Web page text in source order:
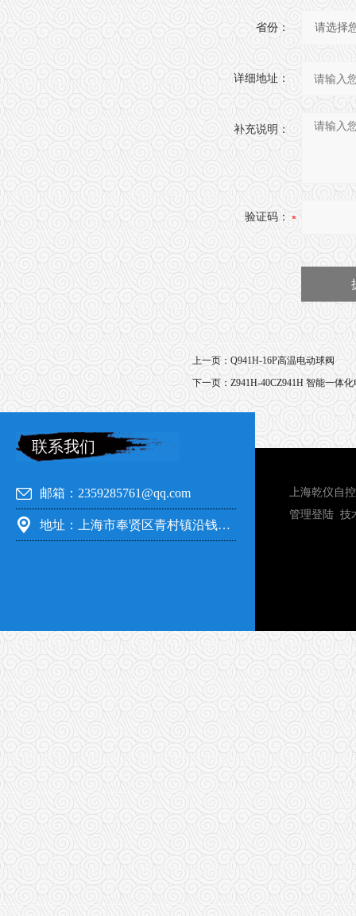
省份：
详细地址：
补充说明：
验证码：
上一页： Q941H-16P高温电动球阀
下一页： Z941H-40CZ941H 智能一体
联系我们
邮箱：2359285761@qq.com
地址：上海市奉贤区青村镇沿钱公路351号
上海乾仪自
管理登陆 技